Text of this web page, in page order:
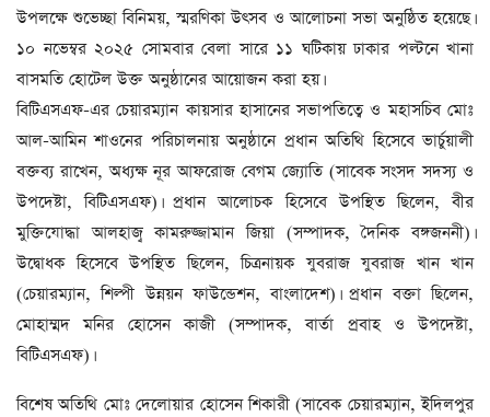
উপলক্ষে শুভেচ্ছা বিনিময়, স্মরণিকা উৎসব ও আলোচনা সভা অনুষ্ঠিত হয়েছে।
১০ নভেম্বর ২০২৫ সোমবার বেলা সারে ১১ ঘটিকায় ঢাকার পল্টনে খানা
বাসমতি হোটেল উক্ত অনুষ্ঠানের আয়োজন করা হয়।
বিটিএসএফ-এর চেয়ারম্যান কায়সার হাসানের সভাপতিত্বে ও মহাসচিব মোঃ
আল-আমিন শাওনের পরিচালনায় অনুষ্ঠানে প্রধান অতিথি হিসেবে ভার্চুয়ালী
বক্তব্য রাখেন, অধ্যক্ষ নূর আফরোজ বেগম জ্যোতি (সাবেক সংসদ সদস্য ও
উপদেষ্টা, বিটিএসএফ)। প্রধান আলোচক হিসেবে উপস্থিত ছিলেন, বীর
মুক্তিযোদ্ধা আলহাজ্ব কামরুজ্জামান জিয়া (সম্পাদক, দৈনিক বঙ্গজননী)।
উদ্বোধক হিসেবে উপস্থিত ছিলেন, চিত্রনায়ক যুবরাজ যুবরাজ খান খান
(চেয়ারম্যান, শিল্পী উন্নয়ন ফাউন্ডেশন, বাংলাদেশ)। প্রধান বক্তা ছিলেন,
মোহাম্মদ মনির হোসেন কাজী (সম্পাদক, বার্তা প্রবাহ ও উপদেষ্টা,
বিটিএসএফ)।
বিশেষ অতিথি মোঃ দেলোয়ার হোসেন শিকারী (সাবেক চেয়ারম্যান, ইদিলপুর